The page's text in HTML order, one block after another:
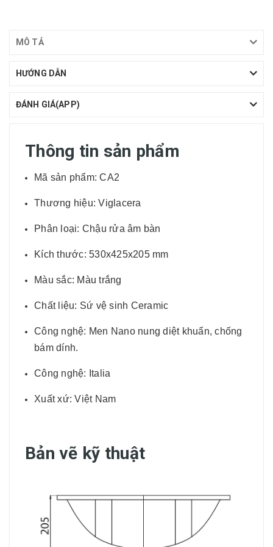
MÔ TẢ
HƯỚNG DẪN
ĐÁNH GIÁ(APP)
Thông tin sản phẩm
Mã sản phẩm: CA2
Thương hiệu: Viglacera
Phân loại: Chậu rửa âm bàn
Kích thước: 530x425x205 mm
Màu sắc: Màu trắng
Chất liệu: Sứ vệ sinh Ceramic
Công nghệ: Men Nano nung diệt khuẩn, chống
bám dính.
Công nghệ: Italia
Xuất xứ: Việt Nam
Bản vẽ kỹ thuật